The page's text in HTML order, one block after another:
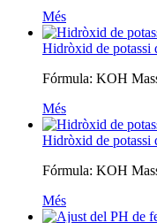
Més
Hidròxid de potassi
Fórmula: KOH
Més
Hidròxid de potassi
Fórmula: KOH
Més